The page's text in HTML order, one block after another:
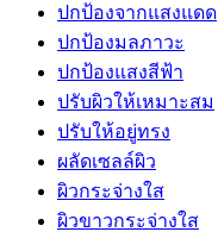
ปกป้องจากแสงแดด
ปกป้องมลภาวะ
ปกป้องแสงสีฟ้า
ปรับผิวให้เหมาะสม
ปรับให้อยู่ทรง
ผลัดเซลล์ผิว
ผิวกระจ่างใส
ผิวขาวกระจ่างใส